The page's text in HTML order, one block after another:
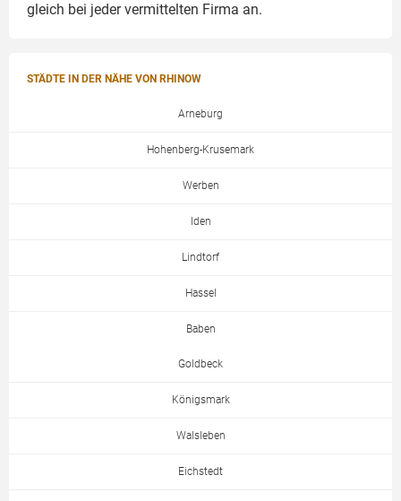
gleich bei jeder vermittelten Firma an.
STÄDTE IN DER NÄHE VON RHINOW
Arneburg
Hohenberg-Krusemark
Werben
Iden
Lindtorf
Hassel
Baben
Goldbeck
Königsmark
Walsleben
Eichstedt